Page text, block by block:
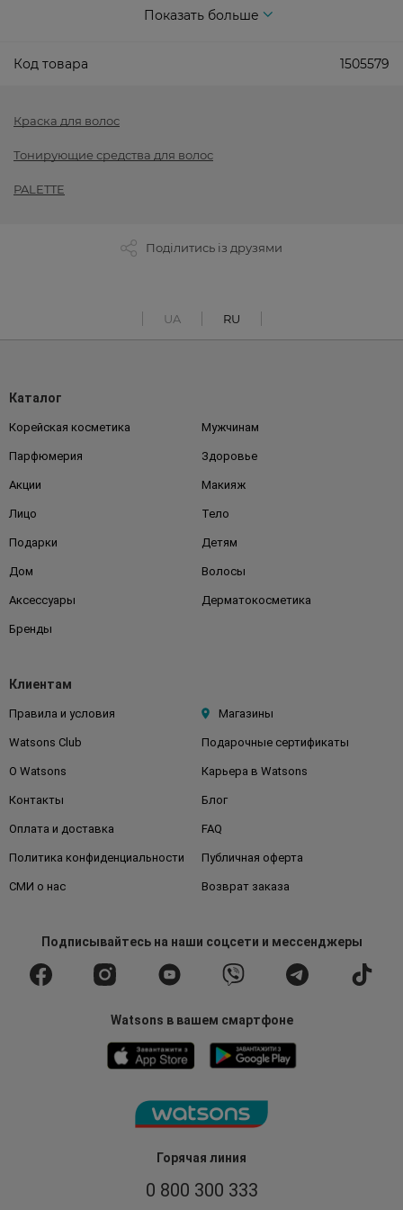
Показать больше
Код товара 1505579
Краска для волос
Тонирующие средства для волос
PALETTE
Поділитись із друзями
UA RU
Горячая линия
0 800 300 333
Каталог
Корейская косметика Мужчинам
Парфюмерия Здоровье
Акции Макияж
Лицо Тело
Подарки Детям
Дом Волосы
Аксессуары Дерматокосметика
Бренды
Клиентам
Правила и условия Магазины
Watsons Club Подарочные сертификаты
О Watsons Карьера в Watsons
Контакты Блог
Оплата и доставка FAQ
Политика конфиденциальности Публичная оферта
СМИ о нас Возврат заказа
Подписывайтесьна наши соцсети и мессенджеры
Watsons в вашем смартфоне